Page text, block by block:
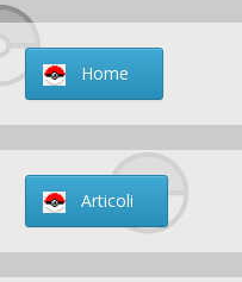
Home
Articoli